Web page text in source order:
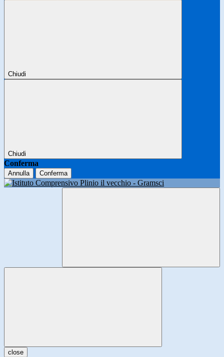
Chiudi
Chiudi
Conferma
Annulla Conferma
close